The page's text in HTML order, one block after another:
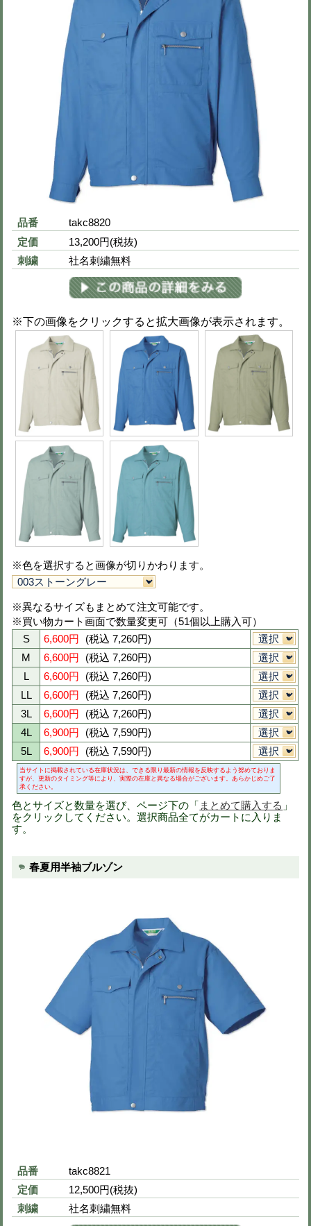
春夏用ツータックパンツ
品番
takc7710
スソ直し
※下の画像をクリックすると拡大画